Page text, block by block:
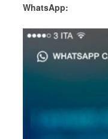
WhatsApp: